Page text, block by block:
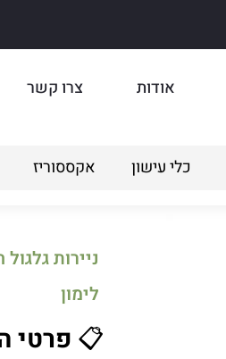
אודות צרו קשר
כלי עישון אקססוריז
ניירות
לימון
📋 פרטי